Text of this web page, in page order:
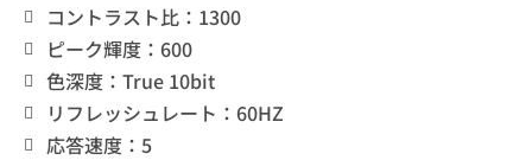
コントラスト比：1300
ピーク輝度：600
色深度：True 10bit
リフレッシュレート：60HZ
応答速度：5